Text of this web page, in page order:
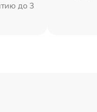
до 3